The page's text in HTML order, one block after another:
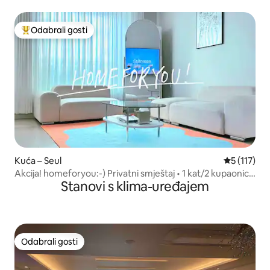
tržnica/do 6 ljudi (5 minuta hoda od stanica Jegidong i
Yongdu)
Među najviše rangiranima s oznakom „Odabrali gosti”
Odabrali gosti
Kuća – Seul Prosječna
5 (117)
Akcija! homeforyou:-) Privatni smještaj • 1 kat/2 kupaonice
Stanovi s klima-uređajem
Odabrali gosti
Odabrali gosti